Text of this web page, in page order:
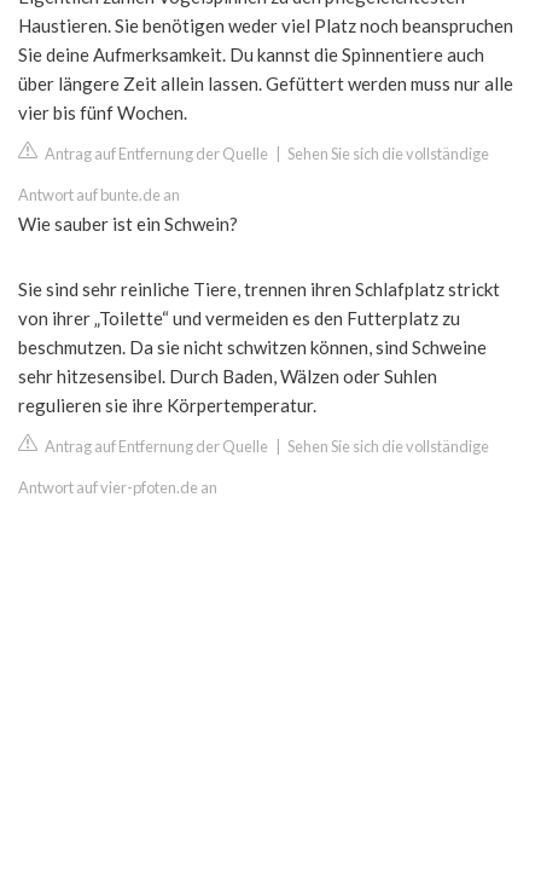
Haustieren. Sie benötigen weder viel Platz noch beanspruchen
Sie deine Aufmerksamkeit. Du kannst die Spinnentiere auch
über längere Zeit allein lassen. Gefüttert werden muss nur alle
vier bis fünf Wochen.
Antrag auf Entfernung der Quelle Sehen Sie sich die vollständige
Antwort auf bunte.de an
Wie sauber ist ein Schwein?
Sie sind sehr reinliche Tiere, trennen ihren Schlafplatz strickt
von ihrer „Toilette“ und vermeiden es den Futterplatz zu
beschmutzen. Da sie nicht schwitzen können, sind Schweine
sehr hitzesensibel. Durch Baden, Wälzen oder Suhlen
regulieren sie ihre Körpertemperatur.
Antrag auf Entfernung der Quelle Sehen Sie sich die vollständige
Antwort auf vier-pfoten.de an